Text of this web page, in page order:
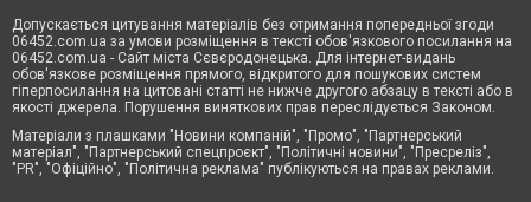
Допускається цитування матеріалів без отримання попередньої згоди
06452.com.ua за умови розміщення в тексті обов'язкового посилання на
06452.com.ua - Сайт міста Сєвєродонецька. Для інтернет-видань
обов'язкове розміщення прямого, відкритого для пошукових систем
гіперпосилання на цитовані статті не нижче другого абзацу в тексті або в
якості джерела. Порушення виняткових прав переслідується Законом.
Матеріали з плашками "Новини компаній", "Промо", "Партнерський
матеріал", "Партнерський спецпроєкт", "Політичні новини", "Пресреліз",
"PR", "Офіційно", "Політична реклама" публікуються на правах реклами.